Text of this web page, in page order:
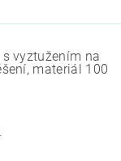
vyztužením na
materiál 100